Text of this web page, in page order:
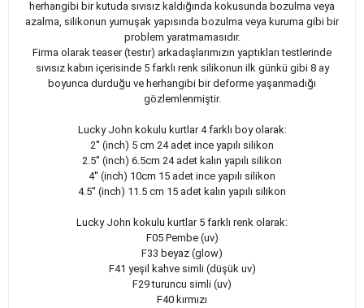
herhangibi bir kutuda sıvısız kaldığında kokusunda bozulma veya
azalma, silikonun yumuşak yapısında bozulma veya kuruma gibi bir
problem yaratmamasıdır.
Firma olarak teaser (testır) arkadaşlarımızın yaptıkları testlerinde
sıvısız kabın içerisinde 5 farklı renk silikonun ilk günkü gibi 8 ay
boyunca durduğu ve herhangibi bir deforme yaşanmadığı
gözlemlenmiştir.
Lucky John kokulu kurtlar 4 farklı boy olarak:
2'' (inch) 5 cm 24 adet ince yapılı silikon
2.5'' (inch) 6.5cm 24 adet kalın yapılı silikon
4'' (inch) 10cm 15 adet ince yapılı silikon
4.5'' (inch) 11.5 cm 15 adet kalın yapılı silikon
Lucky John kokulu kurtlar 5 farklı renk olarak:
F05 Pembe (uv)
F33 beyaz (glow)
F41 yeşil kahve simli (düşük uv)
F29 turuncu simli (uv)
F40 kırmızı